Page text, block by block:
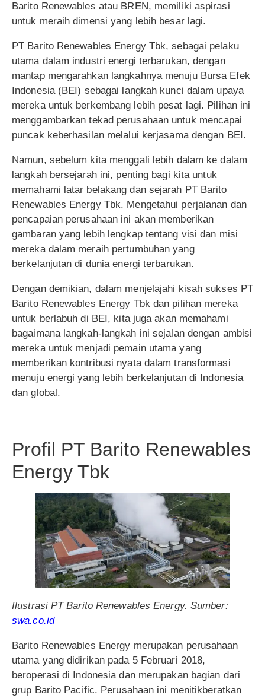
Barito Renewables atau BREN, memiliki aspirasi
untuk meraih dimensi yang lebih besar lagi.
PT Barito Renewables Energy Tbk, sebagai pelaku
utama dalam industri energi terbarukan, dengan
mantap mengarahkan langkahnya menuju Bursa Efek
Indonesia (BEI) sebagai langkah kunci dalam upaya
mereka untuk berkembang lebih pesat lagi. Pilihan ini
menggambarkan tekad perusahaan untuk mencapai
puncak keberhasilan melalui kerjasama dengan BEI.
Namun, sebelum kita menggali lebih dalam ke dalam
langkah bersejarah ini, penting bagi kita untuk
memahami latar belakang dan sejarah PT Barito
Renewables Energy Tbk. Mengetahui perjalanan dan
pencapaian perusahaan ini akan memberikan
gambaran yang lebih lengkap tentang visi dan misi
mereka dalam meraih pertumbuhan yang
berkelanjutan di dunia energi terbarukan.
Dengan demikian, dalam menjelajahi kisah sukses PT
Barito Renewables Energy Tbk dan pilihan mereka
untuk berlabuh di BEI, kita juga akan memahami
bagaimana langkah-langkah ini sejalan dengan ambisi
mereka untuk menjadi pemain utama yang
memberikan kontribusi nyata dalam transformasi
menuju energi yang lebih berkelanjutan di Indonesia
dan global.
Profil PT Barito Renewables
Energy Tbk
Ilustrasi PT Barito Renewables Energy. Sumber:
swa.co.id
Barito Renewables Energy merupakan perusahaan
utama yang didirikan pada 5 Februari 2018,
beroperasi di Indonesia dan merupakan bagian dari
grup Barito Pacific. Perusahaan ini menitikberatkan